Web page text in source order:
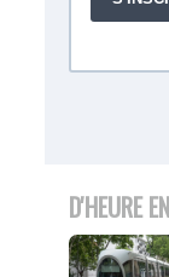
D'HEURE